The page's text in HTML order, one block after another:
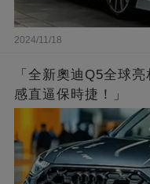
2024/11/18
「全新奧迪Q5全球
感直逼保時捷！」